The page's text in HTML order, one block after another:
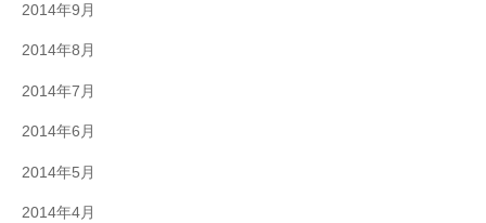
2014年9月
2014年8月
2014年7月
2014年6月
2014年5月
2014年4月